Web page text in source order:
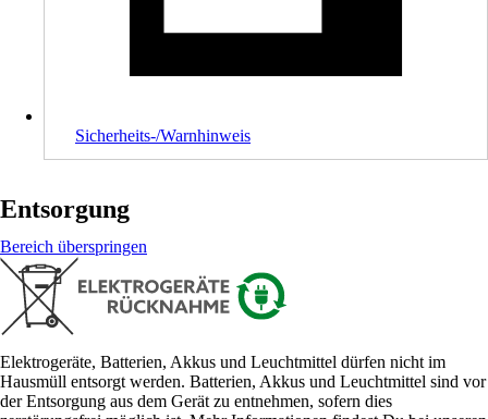
Sicherheits-/Warnhinweis
Entsorgung
Bereich überspringen
Elektrogeräte, Batterien, Akkus und Leuchtmittel dürfen nicht im
Hausmüll entsorgt werden. Batterien, Akkus und Leuchtmittel sind vor
der Entsorgung aus dem Gerät zu entnehmen, sofern dies